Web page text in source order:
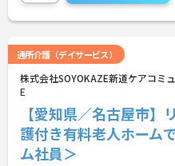
通所介護（デイサービス）
株式会社SOYOKAZE新道ケアコミ
E
【愛知県／名古屋市
護付き有料老人ホーム
ム社員＞